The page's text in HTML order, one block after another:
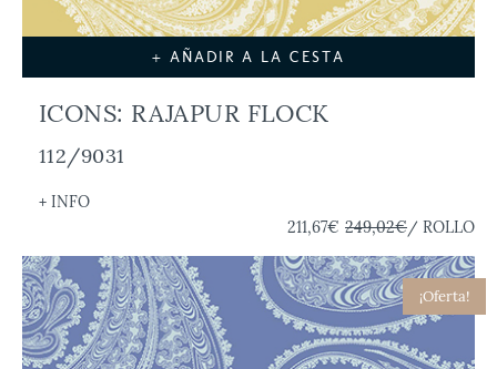
+ AÑADIR A LA CESTA
ICONS: RAJAPUR FLOCK
112/9031
+ INFO
211,67€ 249,02€/ ROLLO
¡Oferta!